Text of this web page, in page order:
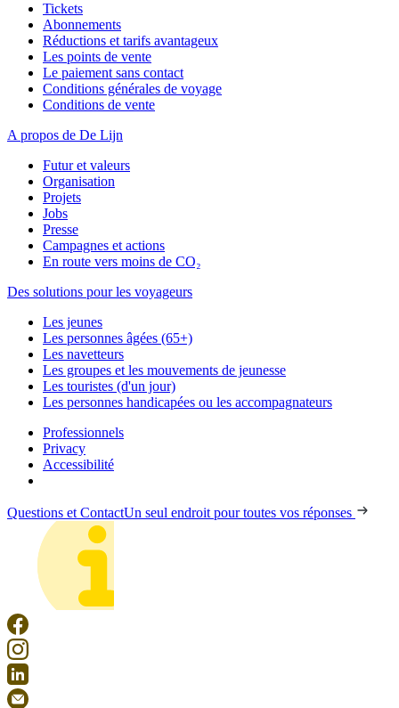
Tickets
Abonnements
Réductions et tarifs avantageux
Les points de vente
Le paiement sans contact
Conditions générales de voyage
Conditions de vente
A propos de De Lijn
Futur et valeurs
Organisation
Projets
Jobs
Presse
Campagnes et actions
En route vers moins de CO₂
Des solutions pour les voyageurs
Les jeunes
Les personnes âgées (65+)
Les navetteurs
Les groupes et les mouvements de jeunesse
Les touristes (d'un jour)
Les personnes handicapées ou les accompagnateurs
Professionnels
Privacy
Accessibilité
Questions et ContactUn seul endroit pour toutes vos réponses